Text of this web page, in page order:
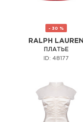
- 30 %
RALPH LAUREN
ПЛАТЬЕ
ID: 48177